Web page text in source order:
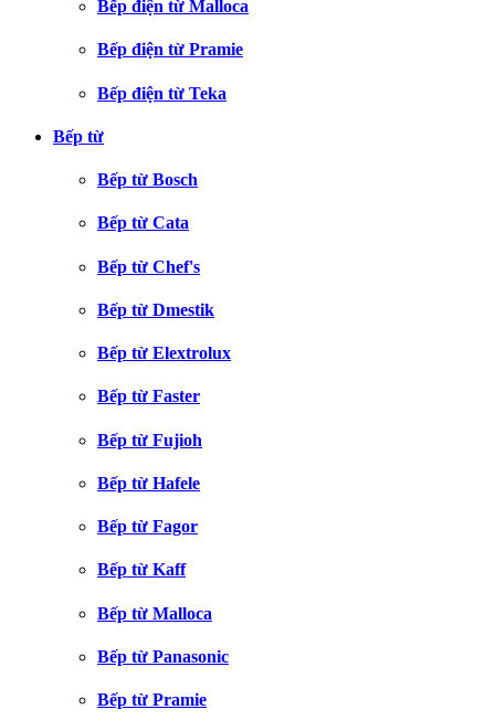
Bếp điện từ Malloca
Bếp điện từ Pramie
Bếp điện từ Teka
Bếp từ
Bếp từ Bosch
Bếp từ Cata
Bếp từ Chef's
Bếp từ Dmestik
Bếp từ Elextrolux
Bếp từ Faster
Bếp từ Fujioh
Bếp từ Hafele
Bếp từ Fagor
Bếp từ Kaff
Bếp từ Malloca
Bếp từ Panasonic
Bếp từ Pramie